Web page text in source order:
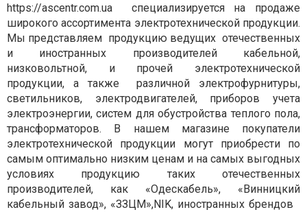
https://ascentr.com.ua специализируется на продаже
широкого ассортимента электротехнической продукции.
Мы представляем продукцию ведущих отечественных
и иностранных производителей кабельной,
низковольтной, и прочей электротехнической
продукции, а также различной электрофурнитуры,
светильников, электродвигателей, приборов учета
электроэнергии, систем для обустройства теплого пола,
трансформаторов. В нашем магазине покупатели
электротехнической продукции могут приобрести по
самым оптимально низким ценам и на самых выгодных
условиях продукцию таких отечественных
производителей, как «Одескабель», «Винницкий
кабельный завод», «ЗЗЦМ»,NIK, иностранных брендов